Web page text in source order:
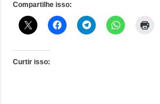
Compartilhe isso:
Curtir isso: